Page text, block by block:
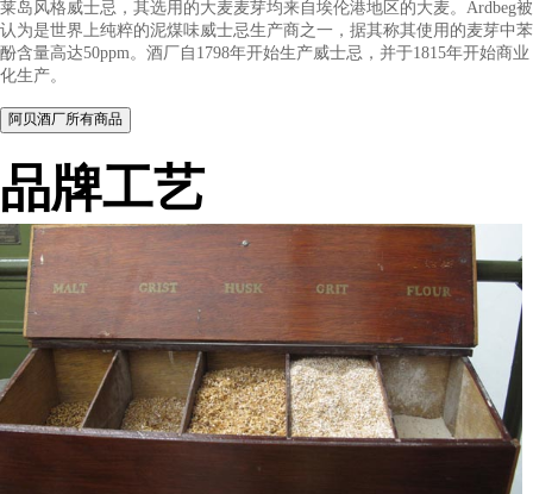
Ardbeg酒厂位于苏格兰阿盖尔特艾菜岛的南部海岸。该酒厂生产
莱岛风格威士忌，其选用的大麦麦芽均来自埃伦港地区的大麦。